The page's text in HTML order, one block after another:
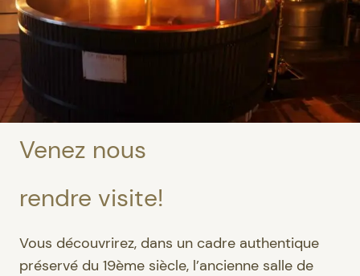
Venez nous
rendre visite!
Vous découvrirez, dans un cadre authentique
préservé du 19ème siècle, l’ancienne salle de